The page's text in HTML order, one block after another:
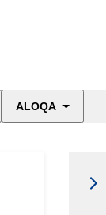
ALOQA